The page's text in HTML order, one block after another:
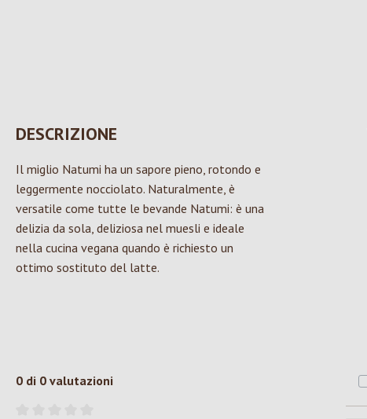
DESCRIZIONE
Il miglio Natumi ha un sapore pieno, rotondo e
leggermente nocciolato. Naturalmente, è
versatile come tutte le bevande Natumi: è una
delizia da sola, deliziosa nel muesli e ideale
nella cucina vegana quando è richiesto un
ottimo sostituto del latte.
0 di 0 valutazioni